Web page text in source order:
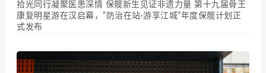
拾光同行凝聚医患深情 保髋新生见证非遗力量 第十九届骨王
康复明星游在汉启幕，“防治在站·游享江城”年度保髋计划正
式发布